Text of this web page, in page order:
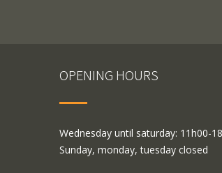
OPENING HOURS
Wednesday until saturday: 11h00-
Sunday, monday, tuesday closed